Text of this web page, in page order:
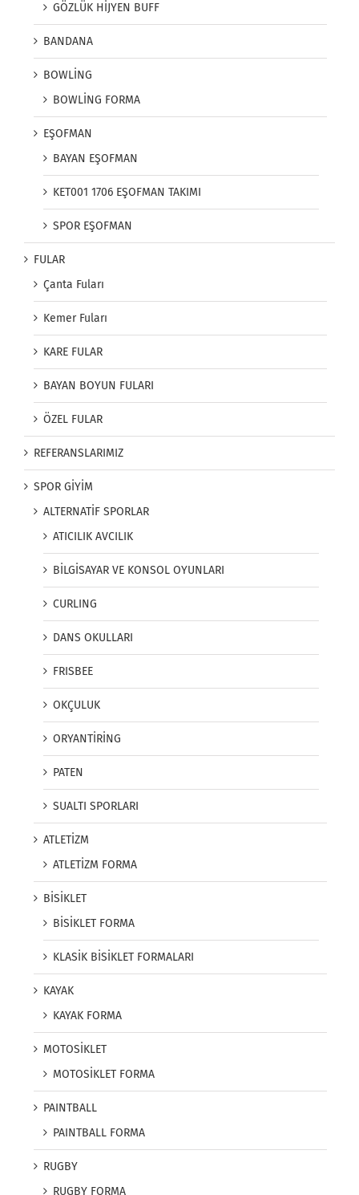
GÖZLÜK HİJYEN BUFF
BANDANA
BOWLİNG
BOWLİNG FORMA
EŞOFMAN
BAYAN EŞOFMAN
KET001 1706 EŞOFMAN TAKIMI
SPOR EŞOFMAN
FULAR
Çanta Fuları
Kemer Fuları
KARE FULAR
BAYAN BOYUN FULARI
ÖZEL FULAR
REFERANSLARIMIZ
SPOR GİYİM
ALTERNATİF SPORLAR
ATICILIK AVCILIK
BİLGİSAYAR VE KONSOL OYUNLARI
CURLING
DANS OKULLARI
FRISBEE
OKÇULUK
ORYANTİRİNG
PATEN
SUALTI SPORLARI
ATLETİZM
ATLETİZM FORMA
BİSİKLET
BİSİKLET FORMA
KLASİK BİSİKLET FORMALARI
KAYAK
KAYAK FORMA
MOTOSİKLET
MOTOSİKLET FORMA
PAINTBALL
PAINTBALL FORMA
RUGBY
RUGBY FORMA